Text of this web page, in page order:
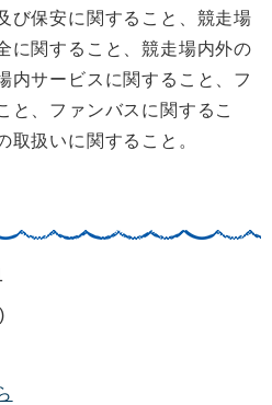
び保安に関すること、競走場
に関すること、競走場内外の
内サービスに関すること、フ
と、ファンバスに関するこ
取扱いに関すること。